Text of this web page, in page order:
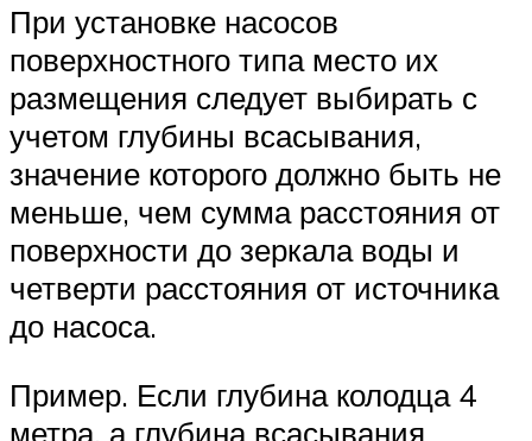
При установке насосов
поверхностного типа место их
размещения следует выбирать с
учетом глубины всасывания,
значение которого должно быть не
меньше, чем сумма расстояния от
поверхности до зеркала воды и
четверти расстояния от источника
до насоса.
Пример. Если глубина колодца 4
метра, а глубина всасывания